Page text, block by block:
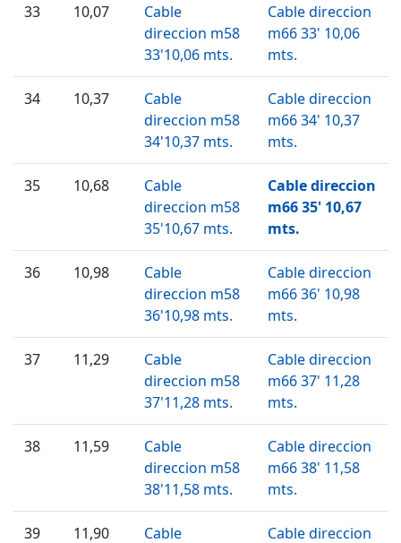
33 10,07
Cable
direccion m58
33'10,06 mts.
Cable direccion
m66 33' 10,06
mts.
34 10,37
Cable
direccion m58
34'10,37 mts.
Cable direccion
m66 34' 10,37
mts.
35 10,68
Cable
direccion m58
35'10,67 mts.
Cable direccion
m66 35' 10,67
mts.
36 10,98
Cable
direccion m58
36'10,98 mts.
Cable direccion
m66 36' 10,98
mts.
37 11,29
Cable
direccion m58
37'11,28 mts.
Cable direccion
m66 37' 11,28
mts.
38 11,59
Cable
direccion m58
38'11,58 mts.
Cable direccion
m66 38' 11,58
mts.
39 11,90 Cable Cable direccion